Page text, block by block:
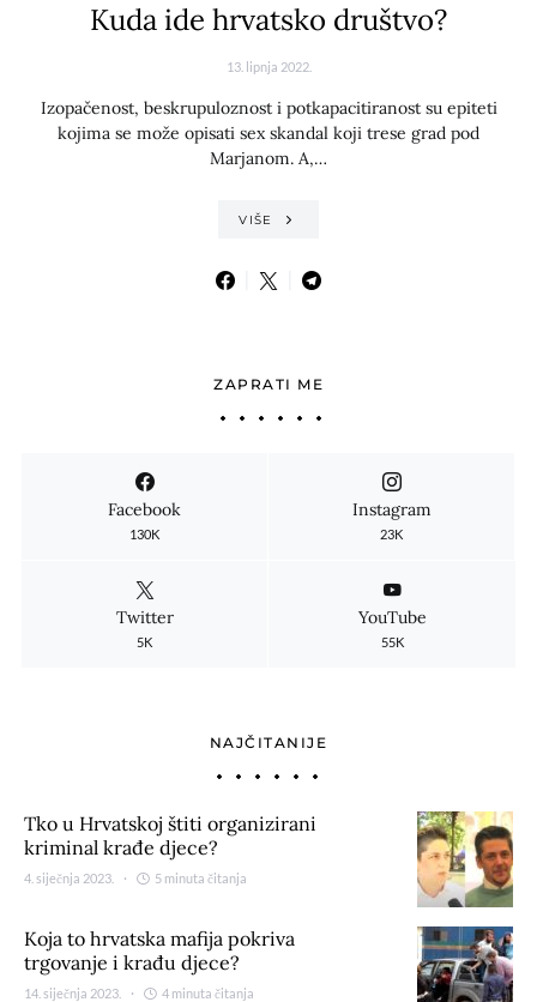
Kuda ide hrvatsko društvo?
13. lipnja 2022.
Izopačenost, beskrupuloznost i potkapacitiranost su epiteti
kojima se može opisati sex skandal koji trese grad pod
Marjanom. A,…
VIŠE
ZAPRATI ME
Facebook
130K
Instagram
23K
Twitter
5K
YouTube
55K
NAJČITANIJE
Tko u Hrvatskoj štiti organizirani
kriminal krađe djece?
4. siječnja 2023. 5 minuta čitanja
Koja to hrvatska mafija pokriva
trgovanje i krađu djece?
14. siječnja 2023. 4 minuta čitanja